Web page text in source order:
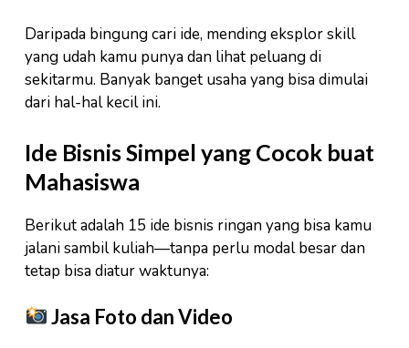
Daripada bingung cari ide, mending eksplor skill
yang udah kamu punya dan lihat peluang di
sekitarmu. Banyak banget usaha yang bisa dimulai
dari hal-hal kecil ini.
Ide Bisnis Simpel yang Cocok buat
Mahasiswa
Berikut adalah 15 ide bisnis ringan yang bisa kamu
jalani sambil kuliah—tanpa perlu modal besar dan
tetap bisa diatur waktunya:
Jasa Foto dan Video